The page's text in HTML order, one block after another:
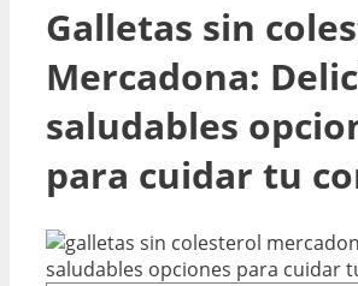
Galletas sin
Mercadona:
saludables
para cuidar tu